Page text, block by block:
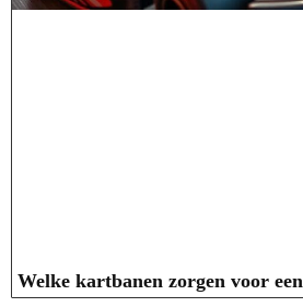
Welke kartbanen zorgen voor